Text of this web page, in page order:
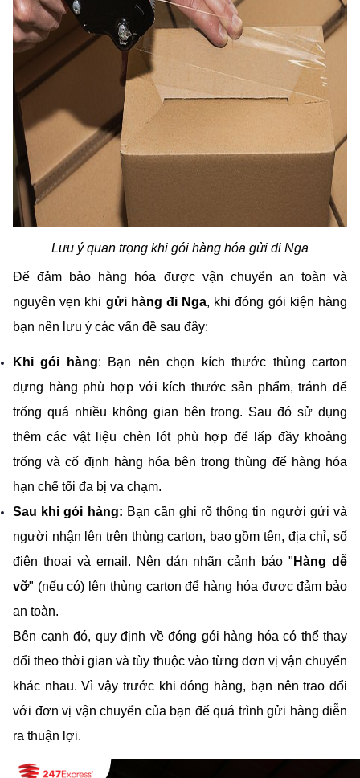
Lưu ý quan trọng khi gói hàng hóa gửi đi Nga
Để đảm bảo hàng hóa được vận chuyển an toàn và
nguyên vẹn khi gửi hàng đi Nga, khi đóng gói kiện hàng
bạn nên lưu ý các vấn đề sau đây:
Khi gói hàng: Bạn nên chọn kích thước thùng carton
đựng hàng phù hợp với kích thước sản phẩm, tránh để
trống quá nhiều không gian bên trong. Sau đó sử dụng
thêm các vật liệu chèn lót phù hợp để lấp đầy khoảng
trống và cố định hàng hóa bên trong thùng để hàng hóa
hạn chế tối đa bị va chạm.
Sau khi gói hàng: Bạn cần ghi rõ thông tin người gửi và
người nhận lên trên thùng carton, bao gồm tên, địa chỉ, số
điện thoại và email. Nên dán nhãn cảnh báo " Hàng dễ
vỡ" (nếu có) lên thùng carton để hàng hóa được đảm bảo
an toàn.
Bên cạnh đó, quy định về đóng gói hàng hóa có thể thay
đổi theo thời gian và tùy thuộc vào từng đơn vị vận chuyển
khác nhau. Vì vậy trước khi đóng hàng, bạn nên trao đổi
với đơn vị vận chuyển của bạn để quá trình gửi hàng diễn
ra thuận lợi.